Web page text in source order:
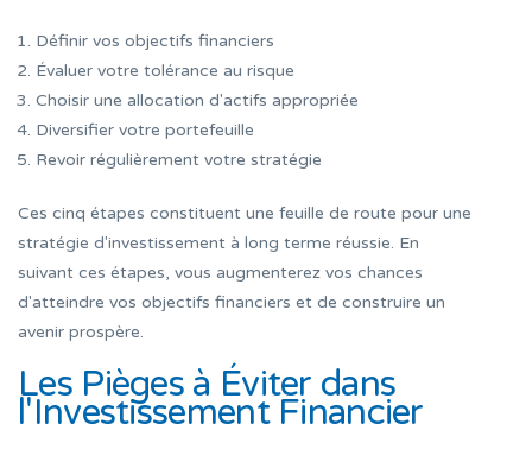
Définir vos objectifs financiers
Évaluer votre tolérance au risque
Choisir une allocation d'actifs appropriée
Diversifier votre portefeuille
Revoir régulièrement votre stratégie
Ces cinq étapes constituent une feuille de route pour une
stratégie d'investissement à long terme réussie. En
suivant ces étapes, vous augmenterez vos chances
d'atteindre vos objectifs financiers et de construire un
avenir prospère.
Les Pièges à Éviter dans
l'Investissement Financier